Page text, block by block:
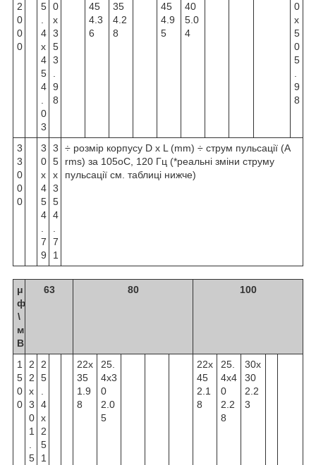
2
0
0
0
5
4
x
4
5
4
0
3
0
x
3
5
3
9
8
45
4.3
6
35
4.2
8
45
4.9
5
40
5.0
4
0
x
5
0
5
9
8
3
3
0
0
0
3
0
x
4
5
4
7
9
3
5
x
3
5
4
7
1
÷ розмір корпусу D x L (mm) ÷ струм пульсації (A
rms) за 105оС, 120 Гц (*реальні зміни струму
пульсації см. таблиці нижче)
μ
ф
\
м
В
63 80 100
1
5
0
0
2
2
x
3
0
1
5
2
5
4
x
2
5
1
22x
35
1.9
8
25.
4x3
0
2.0
5
22x
45
2.1
8
25.
4x4
0
2.2
8
30x
30
2.2
3